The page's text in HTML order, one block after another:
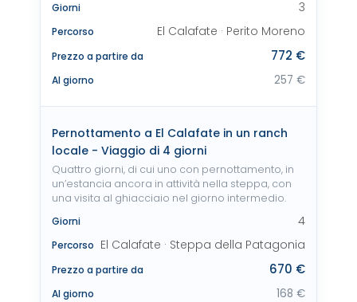
Giorni
3
Percorso El Calafate · Perito Moreno
Prezzo a partire da 772 €
Al giorno 257 €
Pernottamento a El Calafate in un ranch
locale - Viaggio di 4 giorni
Quattro giorni, di cui uno con pernottamento, in
un’estancia ancora in attività nella steppa, con
una visita al ghiacciaio nel giorno intermedio.
Giorni
4
Percorso El Calafate · Steppa della Patagonia
Prezzo a partire da 670 €
Al giorno 168 €